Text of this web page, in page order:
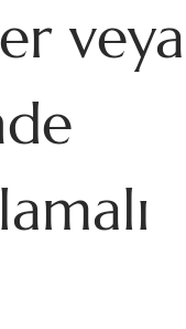
veya